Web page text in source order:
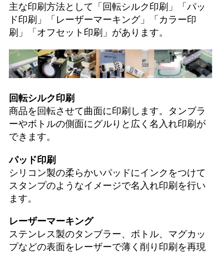
主な印刷方法として「 回転シルク印刷 」「 パッ
ド印刷 」「 レーザーマーキング」「 カラー印
刷 」「 オフセット印刷 」があります。
回転シルク印刷
商品を回転させて曲面に印刷します。タンブラ
ーやボトルの側面にグルりと広く名入れ印刷が
できます。
パッド印刷
シリコン製の柔らかいパッドにインクをつけて
スタンプのようなイメージで名入れ印刷を行い
ます。
レーザーマーキング
ステンレス製のタンブラー、ボトル、マグカッ
プなどの表面をレーザーで薄く削り印刷を再現